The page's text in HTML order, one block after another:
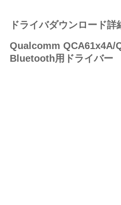
ドライバダウンロード詳
Qualcomm QCA61x4A/
Bluetooth用ドライバー